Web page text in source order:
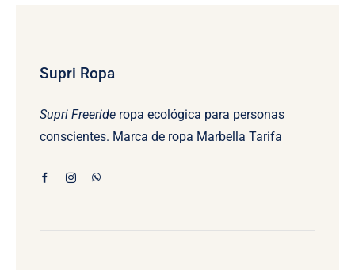
Supri Ropa
Supri Freerideropa ecológica para personas
conscientes. Marca de ropa Marbella Tarifa